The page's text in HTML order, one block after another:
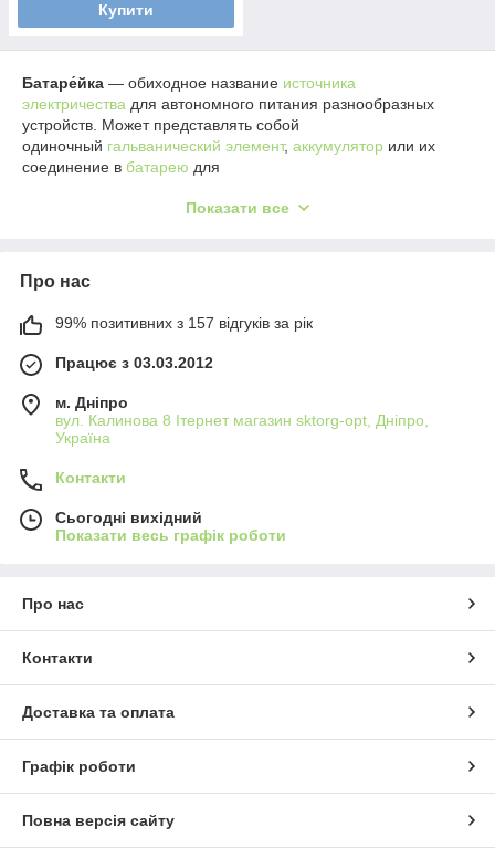
Купити
Батаре́йка — обиходное название источника
электричества для автономного питания разнообразных
устройств. Может представлять собой
одиночный гальванический элемент, аккумулятор или их
соединение в батарею для
В основном под батарейкой понимают химический источник
Показати все
Про нас
99% позитивних з 157 відгуків за рік
Працює з 03.03.2012
м. Дніпро
вул. Калинова 8 Ітернет магазин sktorg-opt, Дніпро,
Україна
Контакти
Сьогодні вихідний
Показати весь графік роботи
Про нас
Контакти
Доставка та оплата
Графік роботи
Повна версія сайту